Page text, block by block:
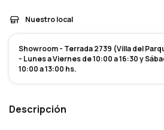
Nuestro local
Showroom - Terrada 2739 (Villa del
- Lunes a Viernes de 10:00 a 16:30 y
10:00 a 13:00 hs.
Descripción